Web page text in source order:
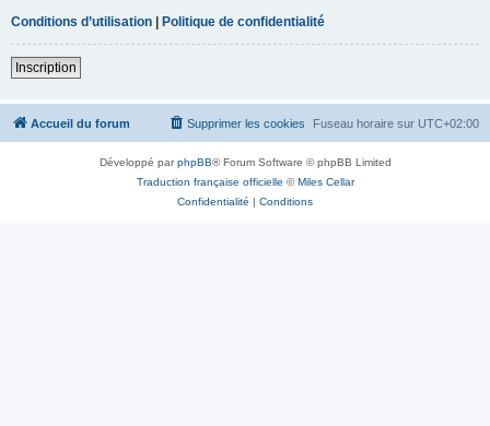
Conditions d’utilisation | Politique de confidentialité
Inscription
Accueil du forum Fuseau horaire sur UTC+02:00
Supprimer les cookies
Développé parphpBB® Forum Software © phpBB Limited
Traduction française officielle ©Miles Cellar
Confidentialité | Conditions